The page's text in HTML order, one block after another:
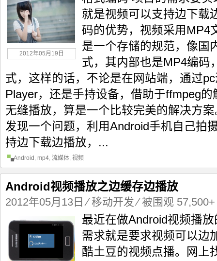
2012年05月19日
就是视频可以支持边下载
码的优势，视频采用MP4
是一个存储的规范，像国
式，其内部也是MP4编码
式，这样的话，不论是在网站端，通过
Player，还是手持设备，借助于ffmpeg
无缝播放，算是一个比较完美的解决方
发现一个问题，利用Android手机自己拍
持边下载边播放，...
Android , mp4, 流媒体, 视频
Android视频播放之边缓存边播放
2012年05月13日 ⁄移动开发⁄ 被围观 57,500+
最近在做Android视频播
需求就是要求视频可以边
酷土豆的视频点播。网上